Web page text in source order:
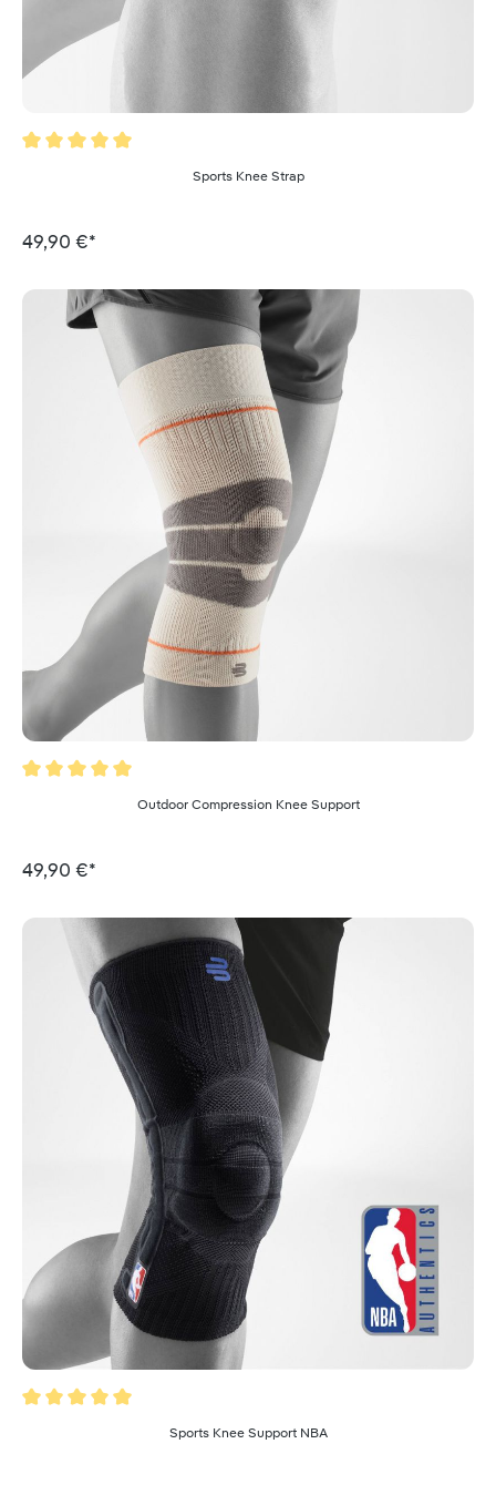
Valutazione media di 5 su 5 stelle
Sports Knee Strap
49,90 €*
Valutazione media di 5 su 5 stelle
Outdoor Compression Knee Support
49,90 €*
Valutazione media di 5 su 5 stelle
Sports Knee Support NBA